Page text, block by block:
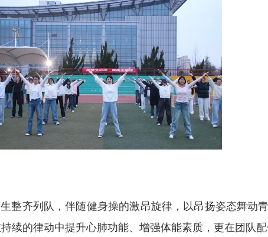
整齐列队，伴随健身操的激昂旋律，以昂扬姿态舞动
续的律动中提升心肺功能、增强体能素质，更在团队配